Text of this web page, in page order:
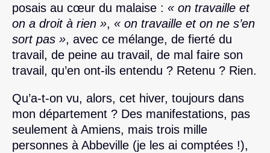
posais au cœur du malaise : « on travaille et
on a droit à rien », « on travaille et on ne s’en
sort pas », avec ce mélange, de fierté du
travail, de peine au travail, de mal faire son
travail, qu’en ont-ils entendu ? Retenu ? Rien.
Qu’a-t-on vu, alors, cet hiver, toujours dans
mon département ? Des manifestations, pas
seulement à Amiens, mais trois mille
personnes à Abbeville (je les ai comptées !),